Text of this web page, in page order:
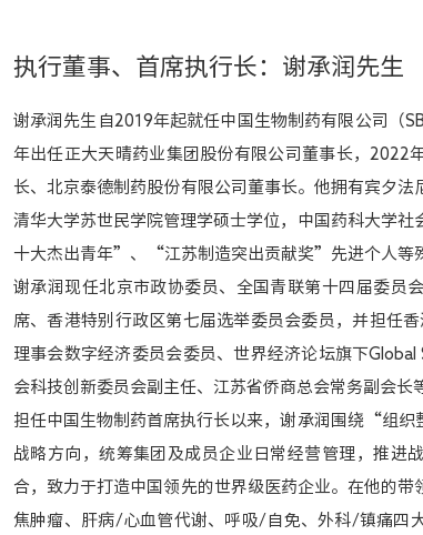
执行董事、首席执行长：谢承润先生
谢承润先生自2019年起就任中国生物制药有限公司（
年出任正大天晴药业集团股份有限公司董事长，2022
长、北京泰德制药股份有限公司董事长。他拥有宾夕
清华大学苏世民学院管理学硕士学位，中国药科大学
十大杰出青年”、“江苏制造突出贡献奖”先进个人等
谢承润现任北京市政协委员、全国青联第十四届委员
席、香港特别行政区第七届选举委员会委员，并担任
理事会数字经济委员会委员、世界经济论坛旗下
会科技创新委员会副主任、江苏省侨商总会常务副会长
担任中国生物制药首席执行长以来，谢承润围绕“组
战略方向，统筹集团及成员企业日常经营管理，推进
合，致力于打造中国领先的世界级医药企业。在他的
焦肿瘤、肝病/心血管代谢、呼吸/自免、外科/镇痛四